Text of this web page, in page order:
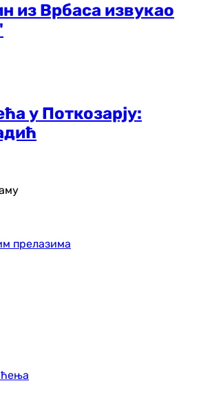
из Врбаса извукао
у Поткозарју:
прелазима